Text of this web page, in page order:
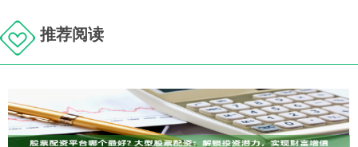
推荐阅读